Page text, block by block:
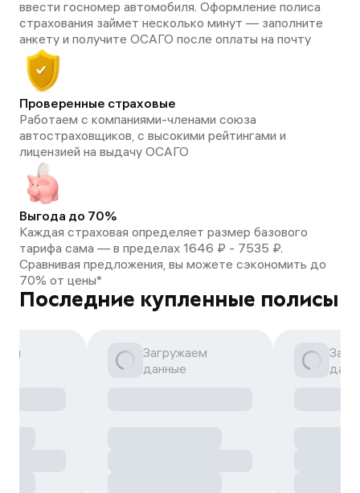
ввести госномер автомобиля. Оформление полиса
страхования займет несколько минут — заполните
анкету и получите ОСАГО после оплаты на почту
Проверенные страховые
Работаем с компаниями-членами союза
автостраховщиков, с высокими рейтингами и
лицензией на выдачу ОСАГО
Выгода до 70%
Каждая страховая определяет размер базового
тарифа сама — в пределах 1646 ₽ - 7535 ₽.
Сравнивая предложения, вы можете сэкономить до
70% от цены*
Последние купленные полисы
Загружаем
данные